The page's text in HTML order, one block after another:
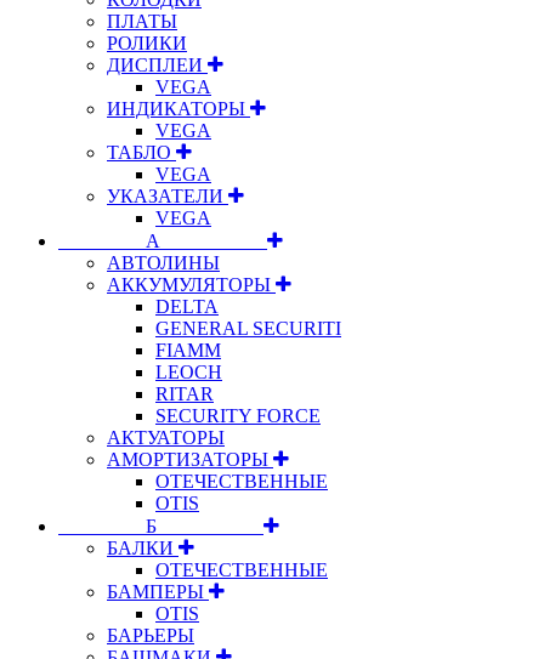
ПЛАТЫ
РОЛИКИ
ДИСПЛЕИ
VEGA
ИНДИКАТОРЫ
VEGA
ТАБЛО
VEGA
УКАЗАТЕЛИ
VEGA
⠀⠀⠀⠀⠀⠀А⠀⠀⠀⠀⠀⠀⠀
АВТОЛИНЫ
АККУМУЛЯТОРЫ
DELTA
GENERAL SECURITI
FIAMM
LEOCH
RITAR
SECURITY FORCE
АКТУАТОРЫ
АМОРТИЗАТОРЫ
ОТЕЧЕСТВЕННЫЕ
OTIS
⠀⠀⠀⠀⠀⠀Б⠀⠀⠀⠀⠀⠀⠀
БАЛКИ
ОТЕЧЕСТВЕННЫЕ
БАМПЕРЫ
OTIS
БАРЬЕРЫ